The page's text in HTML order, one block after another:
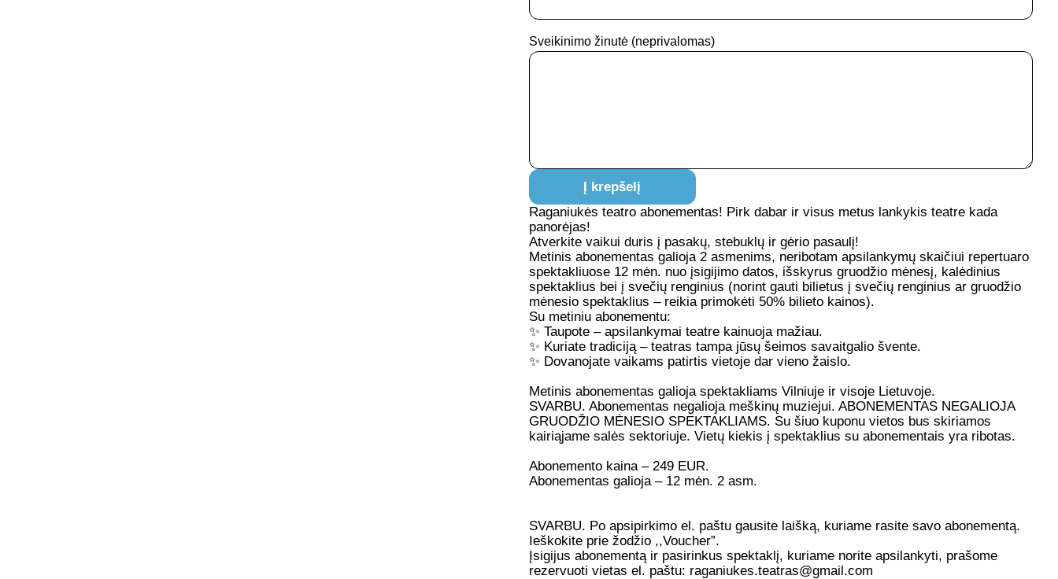
Sveikinimo žinutė (neprivalomas)
Į krepšelį
Raganiukės teatro abonementas! Pirk dabar ir visus metus lankykis teatre kada
panorėjas!
Atverkite vaikui duris į pasakų, stebuklų ir gėrio pasaulį!
Metinis abonementas galioja 2 asmenims, neribotam apsilankymų skaičiui repertuaro
spektakliuose 12 mėn. nuo įsigijimo datos, išskyrus gruodžio mėnesį, kalėdinius
spektaklius bei į svečių renginius (norint gauti bilietus į svečių renginius ar gruodžio
mėnesio spektaklius – reikia primokėti 50% bilieto kainos).
Su metiniu abonementu:
✨ Taupote– apsilankymai teatre kainuoja mažiau.
✨ Kuriate tradiciją– teatras tampa jūsų šeimos savaitgalio švente.
✨ Dovanojate vaikams patirtis vietoje dar vieno žaislo.
Metinis abonementas galioja spektakliams Vilniuje ir visoje Lietuvoje.
SVARBU. Abonementas negalioja meškinų muziejui. ABONEMENTAS NEGALIOJA
GRUODŽIO MĖNESIO SPEKTAKLIAMS. Su šiuo kuponu vietos bus skiriamos
kairiąjame salės sektoriuje. Vietų kiekis į spektaklius su abonementais yra ribotas.
Abonemento kaina– 249 EUR.
Abonementas galioja– 12 mėn. 2 asm.
SVARBU. Po apsipirkimo el. paštu gausite laišką, kuriame rasite savo abonementą.
Ieškokite prie žodžio ,,Voucher”.
Įsigijus abonementą ir pasirinkus spektaklį, kuriame norite apsilankyti, prašome
rezervuoti vietas el. paštu: raganiukes.teatras@gmail.com